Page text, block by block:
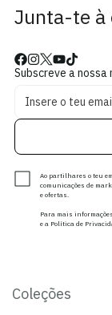
Junta-te à
Subscreve a
Ao partilhares o teu
comunicações de
e ofertas.
Para mais
e a Política de
Coleções